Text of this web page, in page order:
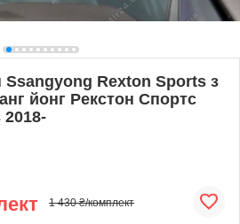
Ssangyong Rexton Sports з
йонг Рекстон Спортс
1 430 ₴/комплект